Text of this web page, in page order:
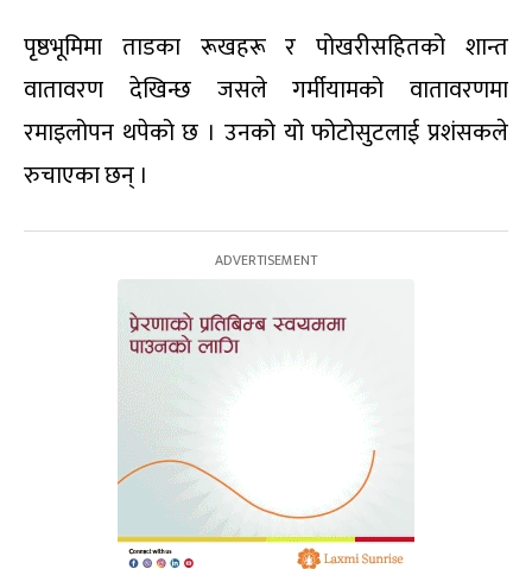
पृष्ठभूमिमा ताडका रूखहरू र पोखरीसहितको शान्त
वातावरण देखिन्छ जसले गर्मीयामको वातावरणमा
रमाइलोपन थपेको छ । उनको यो फोटोसुटलाई प्रशंसकले
रुचाएका छन् ।